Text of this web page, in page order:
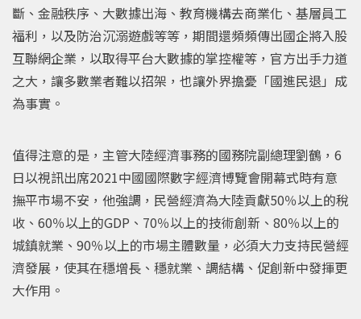
斷、金融秩序、大數據出海、教育機構去商業化、基層員工
福利，以及防治沉溺遊戲等等，期間還頻頻傳出國企將入股
互聯網企業，以取得平台大數據的掌控權等，官方出手力道
之大，讓多數業者難以招架，也讓外界擔憂「國進民退」成
為事實。
值得注意的是，主管大陸經濟事務的國務院副總理劉鶴，6
日以視訊出席2021中國國際數字經濟博覽會開幕式時有意
撫平市場不安，他強調，民營經濟為大陸貢獻50％以上的稅
收、60％以上的GDP、70％以上的技術創新、80％以上的
城鎮就業、90％以上的市場主體數量，必須大力支持民營經
濟發展，使其在穩增長、穩就業、調結構、促創新中發揮更
大作用。